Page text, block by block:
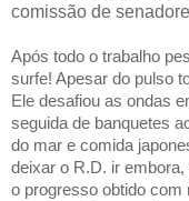
comissão de
Após todo o trabalho
surfe! Apesar do pulso
Ele desafiou as ondas
seguida de banquetes
do mar e comida
deixar o R.D. ir
o progresso obtido com